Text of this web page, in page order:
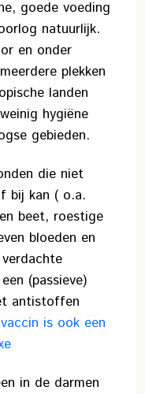
goede voeding
natuurlijk.
en onder
plekken
landen
hygiëne
gebieden.
die niet
bij kan ( o.a.
beet, roestige
bloeden en
(passieve)
antistoffen
is ook een
in de darmen